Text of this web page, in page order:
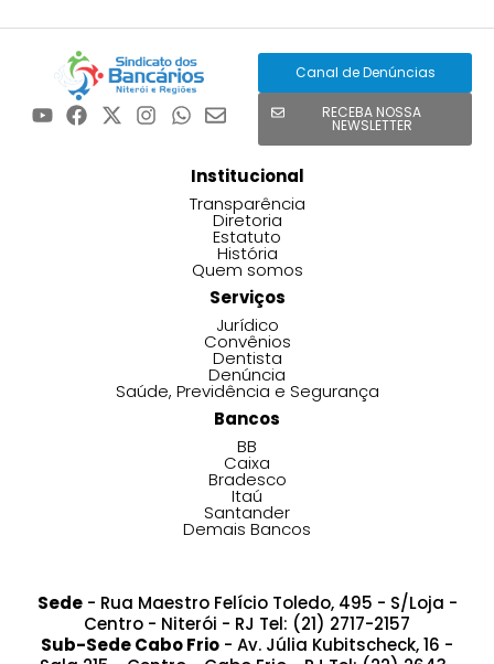
Canal de Denúncias
RECEBA NOSSA
NEWSLETTER
Institucional
Transparência
Diretoria
Estatuto
História
Quem somos
Serviços
Jurídico
Convênios
Dentista
Denúncia
Saúde, Previdência e Segurança
Bancos
BB
Caixa
Bradesco
Itaú
Santander
Demais Bancos
Sede- Rua Maestro Felício Toledo, 495 - S/Loja -
Centro - Niterói - RJ Tel: (21) 2717-2157
Sub-Sede Cabo Frio - Av. Júlia Kubitscheck, 16 -